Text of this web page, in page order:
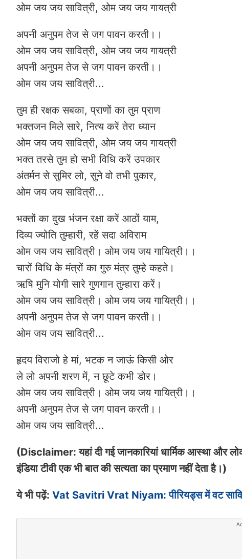
ओम जय जय सावित्री, ओम जय जय गायत्री
अपनी अनुपम तेज से जग पावन करती।।
ओम जय जय सावित्री, ओम जय जय गायत्री
अपनी अनुपम तेज से जग पावन करती।।
ओम जय जय सावित्री...
तुम ही रक्षक सबका, प्राणों का तुम प्राण
भक्तजन मिले सारे, नित्य करें तेरा ध्यान
ओम जय जय सावित्री, ओम जय जय गायत्री
भक्त तरसे तुम हो सभी विधि करें उपकार
अंतर्मन से सुमिर लो, सुने वो तभी पुकार,
ओम जय जय सावित्री...
भक्तों का दुख भंजन रक्षा करें आठों याम,
दिव्य ज्योति तुम्हारी, रहें सदा अविराम
ओम जय जय सावित्री। ओम जय जय गायित्री।।
चारों विधि के मंत्रों का गुरु मंत्र तुम्हे कहते।
ऋषि मुनि योगी सारे गुणगान तुम्हारा करें।
ओम जय जय सावित्री। ओम जय जय गायित्री।।
अपनी अनुपम तेज से जग पावन करती।।
ओम जय जय सावित्री...
हृदय विराजो हे मां, भटक न जाऊं किसी ओर
ले लो अपनी शरण में, न छूटे कभी डोर।
ओम जय जय सावित्री। ओम जय जय गायित्री।।
अपनी अनुपम तेज से जग पावन करती।।
ओम जय जय सावित्री...
(Disclaimer: यहां दी गई जानकारियां धार्मिक आस्था और
इंडिया टीवी एक भी बात की सत्यता का प्रमाण नहीं देता है।)
ये भी पढ़ें: Vat Savitri Vrat Niyam: पीरियड्स में वट